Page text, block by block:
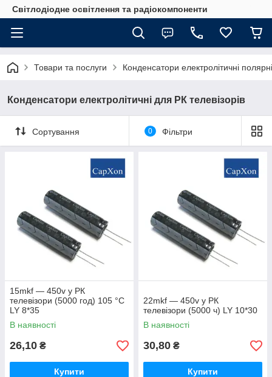
Світлодіодне освітлення та радіокомпоненти
Товари та послуги Конденсатори електролітичні
Конденсатори електролітичні для РК телевізорів
Сортування 0 Фільтри
15mkf — 450v у РК
телевізори (5000 год) 105 °C
LY 8*35
В наявності
26,10 ₴
Купити
22mkf — 450v у РК
телевізори (5000 ч) LY 10*30
В наявності
30,80 ₴
Купити